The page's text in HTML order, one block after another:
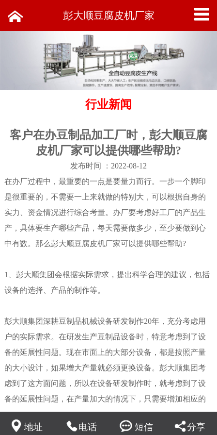
彭大顺豆腐皮机厂家
行业新闻
客户在办豆制品加工厂时，彭大顺豆腐
皮机厂家可以提供哪些帮助?
发布时间 ：2022-08-12
在办厂过程中，最重要的一点是要量力而行。一步一个脚印
是很重要的，不需要一上来就做的特别大，可以根据自身的
实力、资金情况进行综合考量。办厂要考虑好工厂的产品生
产，具体要生产哪些产品，每天需要做多少，至少要做到心
中有数。那么彭大顺豆腐皮机厂家可以提供哪些帮助?
1、彭大顺集团会根据实际需求，提出科学合理的建议，包括
设备的选择、产品的制作等。
彭大顺集团深耕豆制品机械设备研发制作20年，充分考虑用
户的实际需求。在研发生产豆制品设备时，特意考虑到了设
备的延展性问题。现在市面上的大部分设备，都是按照产量
的大小设计，如果增大产量就必须更换设备。彭大顺集团考
虑到了这方面问题，所以在设备研发制作时，就考虑到了设
备的延展性问题，在产量加大的情况下，只需要增加相应的
配套设备即可，减少了办厂时的资金投入，更合理的为办厂
者考虑。
地址 电话 短信 分享